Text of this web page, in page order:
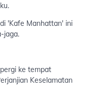
'Kafe Manhattan' ini
jaga.
ke tempat
Keselamatan